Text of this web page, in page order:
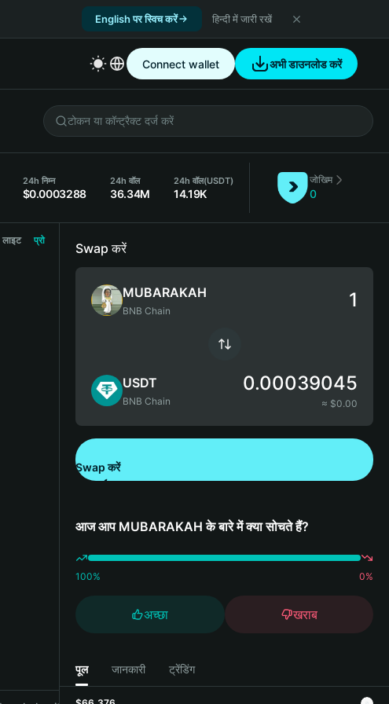
English पर स्विच करें हिन्दी में जारी रखें
Connect wallet अभी डाउनलोड करें
24h निम्न
$0.0003288
24h वॉल
36.34M
24h वॉल(USDT)
14.19K
जोखिम
0
लाइट प्रो
Swap करें
MUBARAKAH
BNB Chain
USDT
BNB Chain
0.00039045
≈ $0.00
Swap करें
आज आप MUBARAKAH के बारे में क्या सोचते हैं?
100% 0%
अच्छा खराब
पूल जानकारी ट्रेंडिंग